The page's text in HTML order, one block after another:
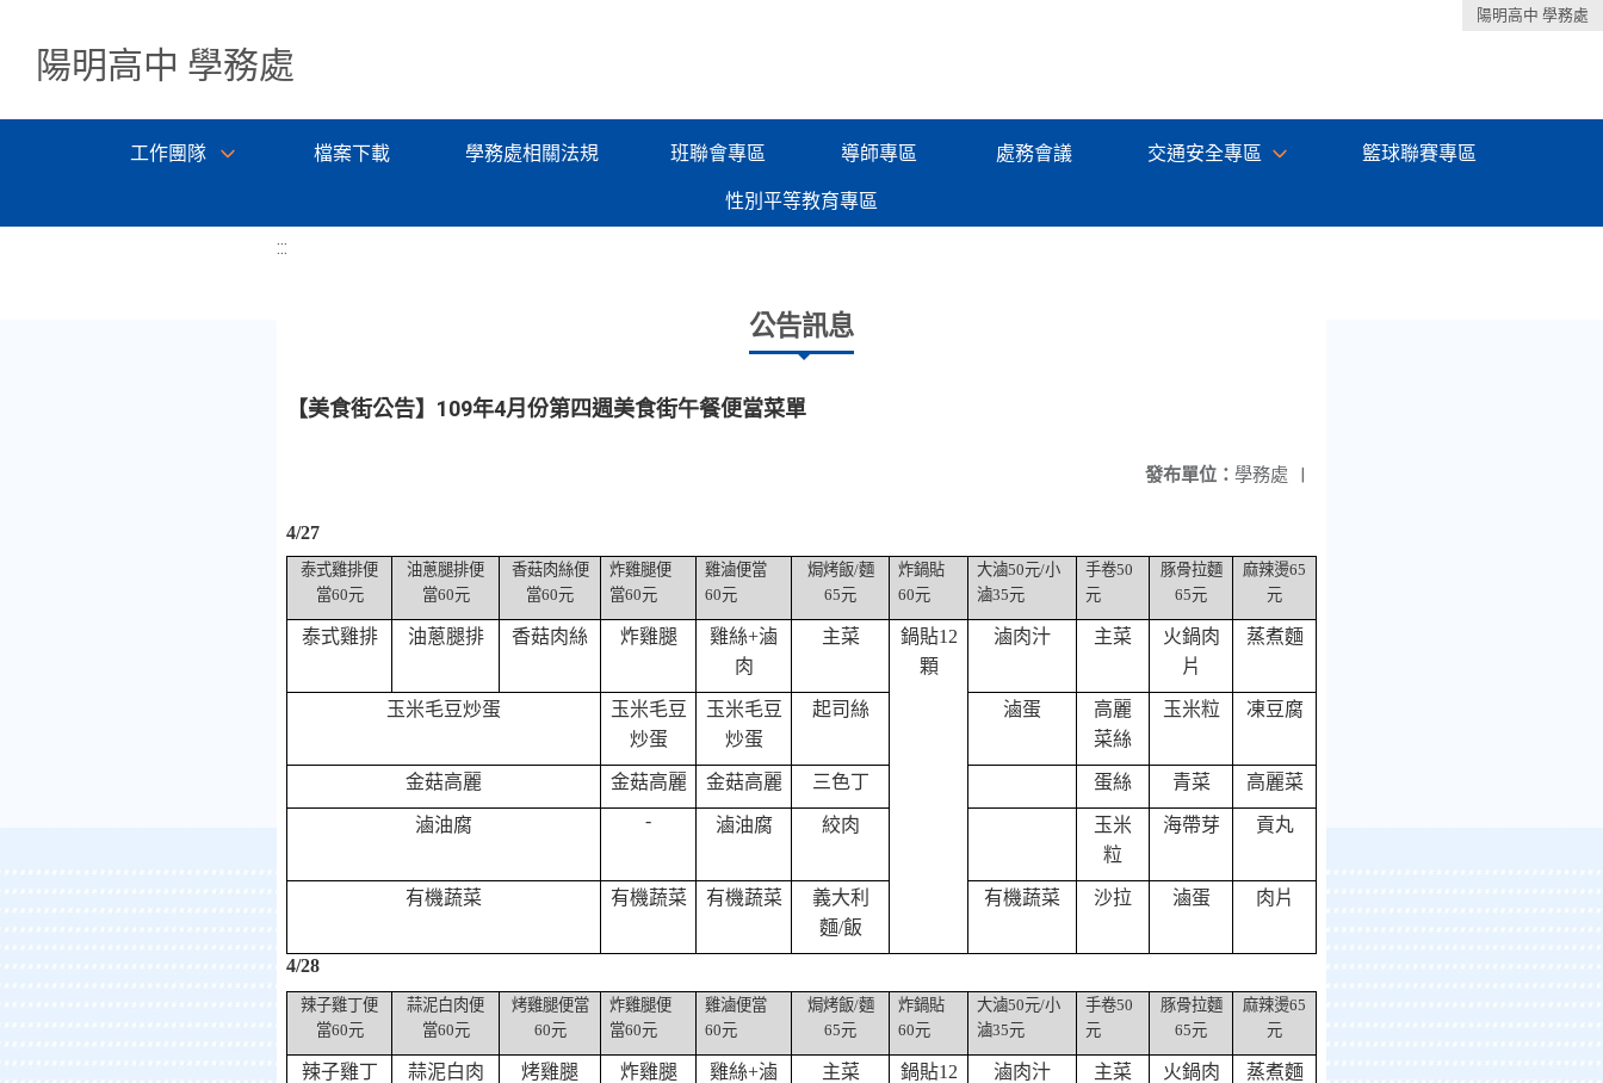
陽明高中 學務處
陽明高中 學務處
工作團隊 檔案下載 學務處相關法規 班聯會專區 導師專區 處務會議 交通安全專區 籃球聯賽專區
性別平等教育專區
:::
公告訊息
【美食街公告】109年4月份第四週美食街午餐便當菜單
發布單位： 學務處 |
4/27
泰式雞排便
當60元
油蔥腿排便
當60元
香菇肉絲便
當60元
炸雞腿便
當60元
雞滷便當
60元
焗烤飯/麵
65元
炸鍋貼
60元
大滷50元/小
滷35元
手卷50
元
豚骨拉麵
65元
麻辣燙65
元
泰式雞排 油蔥腿排 香菇肉絲 炸雞腿 雞絲+滷
肉
主菜 鍋貼12
顆
滷肉汁 主菜
火鍋肉
片
蒸煮麵
玉米毛豆炒蛋
玉米毛豆
炒蛋
玉米毛豆
炒蛋
起司絲 滷蛋
高麗
菜絲
玉米粒 凍豆腐
金菇高麗 金菇高麗 金菇高麗 三色丁 蛋絲 青菜 高麗菜
滷油腐 - 滷油腐 絞肉
玉米
粒
海帶芽 貢丸
有機蔬菜 有機蔬菜 有機蔬菜
義大利
麵/飯
有機蔬菜 沙拉 滷蛋 肉片
4/28
辣子雞丁便
當60元
蒜泥白肉便
當60元
烤雞腿便當
60元
炸雞腿便
當60元
雞滷便當
60元
焗烤飯/麵
65元
炸鍋貼
60元
大滷50元/小
滷35元
手卷50
元
豚骨拉麵
65元
麻辣燙65
元
辣子雞丁 蒜泥白肉 烤雞腿 炸雞腿 雞絲+滷
主菜 鍋貼12
滷肉汁 主菜
火鍋肉
蒸煮麵